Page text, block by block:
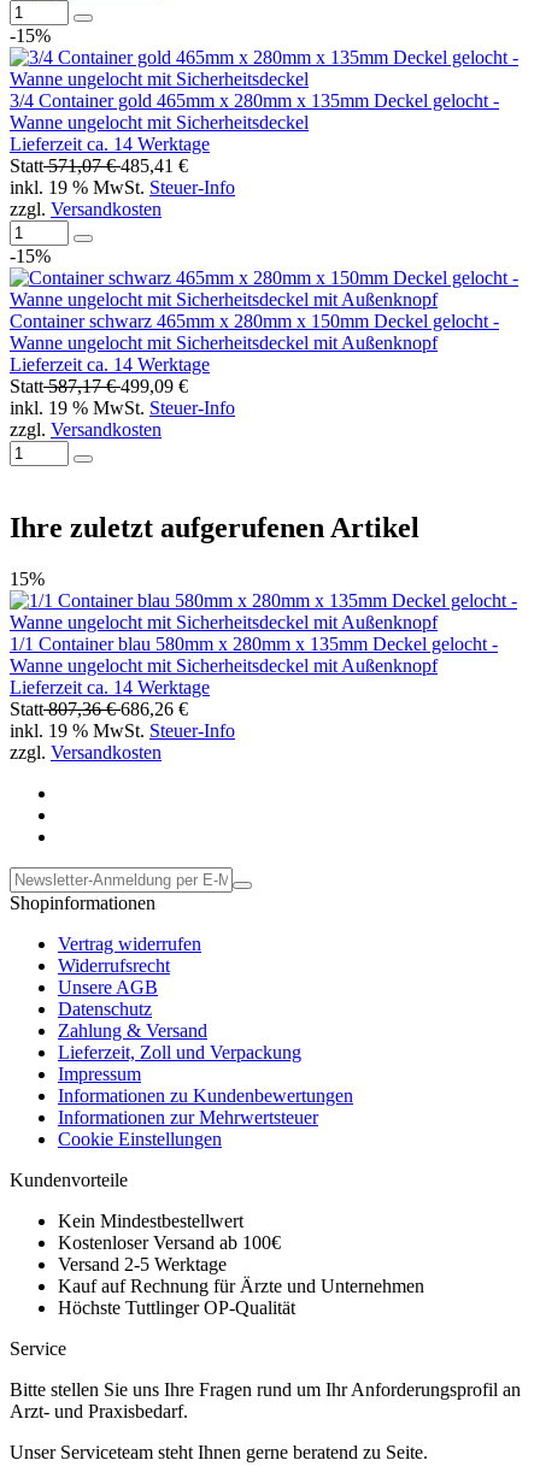
-15%
3/4 Container gold 465mm x 280mm x 135mm Deckel gelocht -
Wanne ungelocht mit Sicherheitsdeckel
Lieferzeit ca. 14 Werktage
Statt571,07 €485,41 €
inkl. 19 % MwSt. Steuer-Info
zzgl. Versandkosten
-15%
Container schwarz 465mm x 280mm x 150mm Deckel gelocht -
Wanne ungelocht mit Sicherheitsdeckel mit Außenknopf
Lieferzeit ca. 14 Werktage
Statt587,17 €499,09 €
inkl. 19 % MwSt. Steuer-Info
zzgl. Versandkosten
Ihre zuletzt aufgerufenen Artikel
15%
1/1 Container blau 580mm x 280mm x 135mm Deckel gelocht -
Wanne ungelocht mit Sicherheitsdeckel mit Außenknopf
Lieferzeit ca. 14 Werktage
Statt807,36 €686,26 €
inkl. 19 % MwSt. Steuer-Info
zzgl. Versandkosten
Shopinformationen
Vertrag widerrufen
Widerrufsrecht
Unsere AGB
Datenschutz
Zahlung & Versand
Lieferzeit, Zoll und Verpackung
Impressum
Informationen zu Kundenbewertungen
Informationen zur Mehrwertsteuer
Cookie Einstellungen
Kundenvorteile
Kein Mindestbestellwert
Kostenloser Versand ab 100€
Versand 2-5 Werktage
Kauf auf Rechnung für Ärzte und Unternehmen
Höchste Tuttlinger OP-Qualität
Service
Bitte stellen Sie uns Ihre Fragen rund um Ihr Anforderungsprofil an
Arzt- und Praxisbedarf.
Unser Serviceteam steht Ihnen gerne beratend zu Seite.